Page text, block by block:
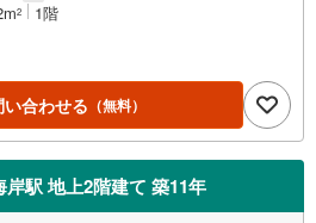
2 1階
合わせる （無料）
駅 地上2階建て 築11年